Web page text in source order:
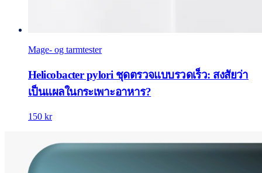
Mage- og tarmtester
Helicobacter pylori ชุดตรวจแบบรวดเร็ว: สงสัยว่า
เป็นแผลในกระเพาะอาหาร?
150 kr